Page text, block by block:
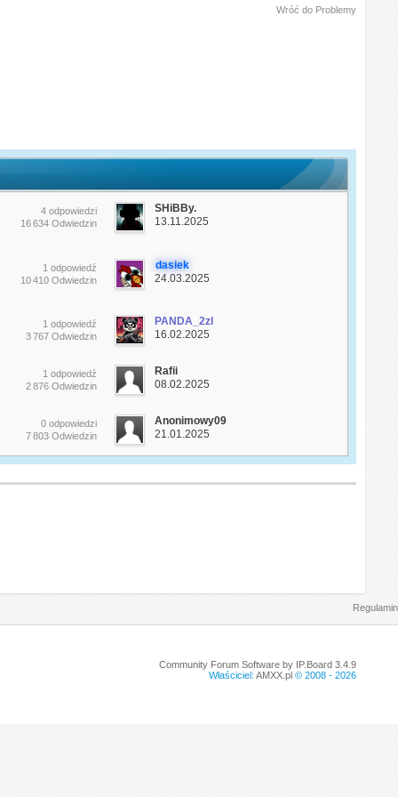
Wróć do Problemy
4 odpowiedzi
16 634 Odwiedzin
SHiBBy.
13.11.2025
1 odpowiedź
10 410 Odwiedzin
dasiek
24.03.2025
1 odpowiedź
3 767 Odwiedzin
PANDA_2zl
16.02.2025
1 odpowiedź
2 876 Odwiedzin
Rafii
08.02.2025
0 odpowiedzi
7 803 Odwiedzin
Anonimowy09
21.01.2025
Regulamin
Community Forum Software by IP.Board 3.4.9
Właściciel: AMXX.pl© 2008 - 2026